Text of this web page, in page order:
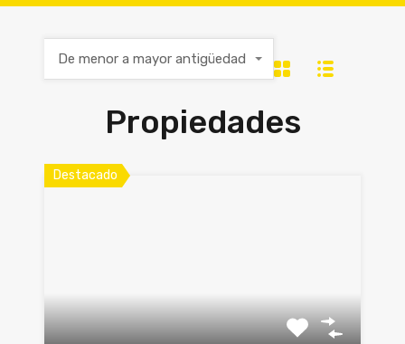
Propiedades
De menor a mayor antigüedad
Destacado